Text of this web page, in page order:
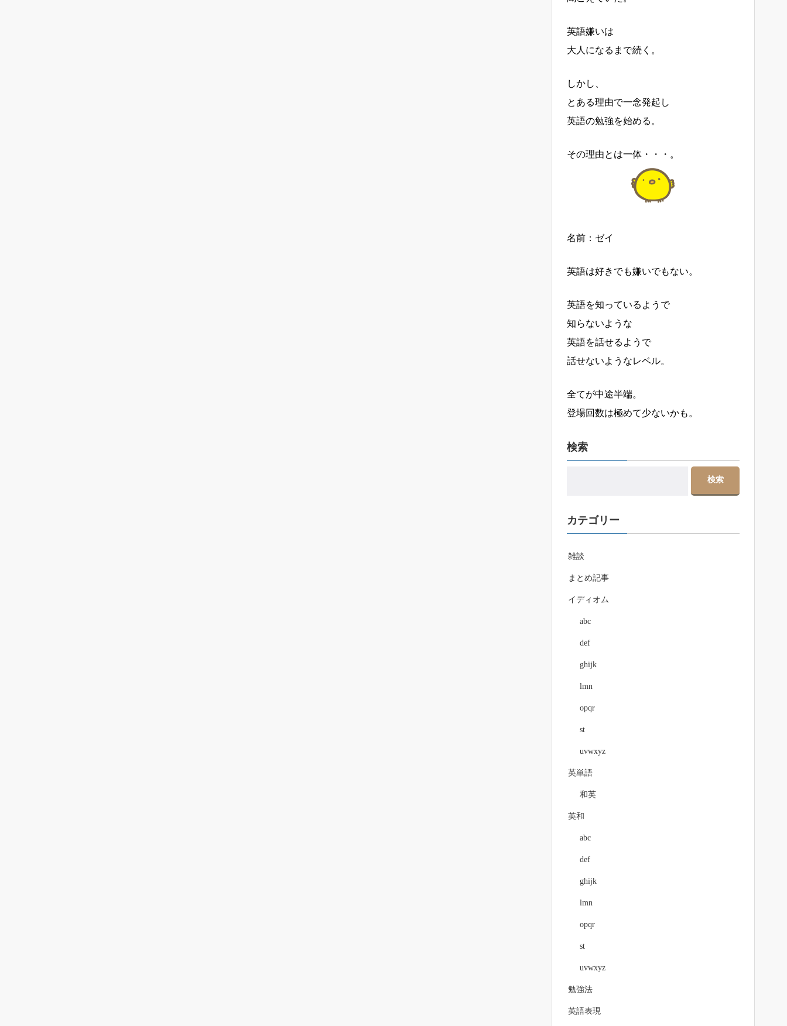
英語嫌いは
大人になるまで続く。
しかし、
とある理由で一念発起し
英語の勉強を始める。
その理由とは一体・・・。
名前：ゼイ
英語は好きでも嫌いでもない。
英語を知っているようで
知らないような
英語を話せるようで
話せないようなレベル。
全てが中途半端。
登場回数は極めて少ないかも。
検索
カテゴリー
雑談
まとめ記事
イディオム
abc
def
ghijk
lmn
opqr
st
uvwxyz
英単語
和英
英和
abc
def
ghijk
lmn
opqr
st
uvwxyz
勉強法
英語表現